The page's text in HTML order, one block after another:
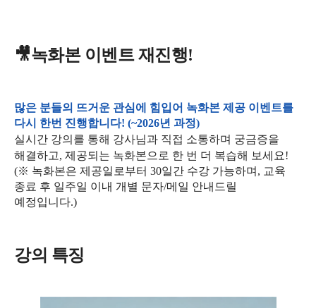
🎥녹화본 이벤트 재진행!
많은 분들의 뜨거운 관심에 힘입어 녹화본 제공 이벤트를
다시 한번 진행합니다! (~2026년 과정)
실시간 강의를 통해 강사님과 직접 소통하며 궁금증을
해결하고, 제공되는 녹화본으로 한 번 더 복습해 보세요!
(※ 녹화본은 제공일로부터 30일간 수강 가능하며, 교육
종료 후 일주일 이내 개별 문자/메일 안내드릴
예정입니다.)
강의 특징